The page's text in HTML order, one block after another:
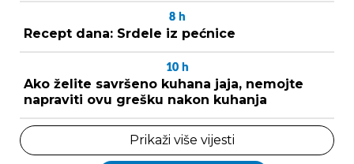
8 h
Recept dana: Srdele iz pećnice
10 h
Ako želite savršeno kuhana jaja, nemojte
napraviti ovu grešku nakon kuhanja
Prikaži više vijesti